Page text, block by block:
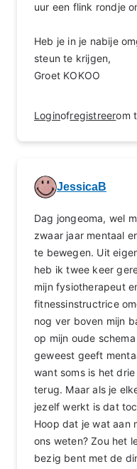
uur een flink rondje
Heb je in je nabije
steun te krijgen,
Groet KOKOO
Loginofregistreerom
JessicaB
Dag jongeoma, wel
zwaar jaar mentaal
te bewegen. Uit
heb ik twee keer
mijn fysiotherapeut
fitnessinstructrice
nog ver boven mijn
op mijn oude
geweest geeft
want soms is het
terug. Maar als je
jezelf werkt is dat
Hoop dat je wat aan
ons weten? Zou het
bezig bent met de